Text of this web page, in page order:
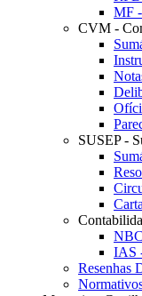
MF
CVM -
SUSEP -
IAS
Resenhas